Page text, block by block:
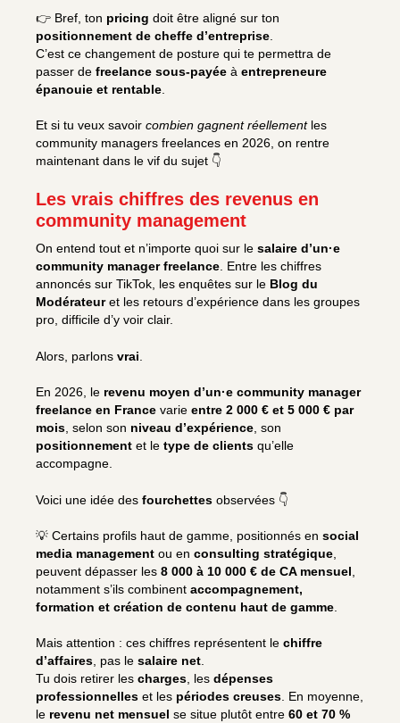
👉 Bref, ton pricing doit être aligné sur ton
positionnement de cheffe d’entreprise
C’est ce changement de posture qui te permettra de
passer de freelance sous-payée à entrepreneure
épanouie et rentable
Et si tu veux savoir combien gagnent réellementles
community managers freelances en 2026, on rentre
maintenant dans le vif du sujet 👇
Les vrais chiffres des revenus en
community management
On entend tout et n’importe quoi sur le salaire d’un·e
community manager freelance. Entre les chiffres
annoncés sur TikTok, les enquêtes sur le Blog du
Modérateuret les retours d’expérience dans les groupes
pro, difficile d’y voir clair.
Alors, parlons vrai
En 2026, le revenu moyen d’un·e community manager
freelance en France varie entre 2 000 € et 5 000 € par
mois, selon son niveau d’expérience, son
positionnement et le type de clients qu’elle
accompagne.
Voici une idée des fourchettes observées 👇
💡 Certains profils haut de gamme, positionnés en social
media management ou en consulting stratégique,
peuvent dépasser les 8 000 à 10 000 € de CA mensuel ,
notamment s’ils combinent accompagnement,
formation et création de contenu haut de gamme.
Mais attention : ces chiffres représentent le chiffre
d’affaires, pas le salaire net.
Tu dois retirer les charges, les dépenses
professionnelles et les périodes creuses. En moyenne,
le revenu net mensuel se situe plutôt entre 60 et 70 %